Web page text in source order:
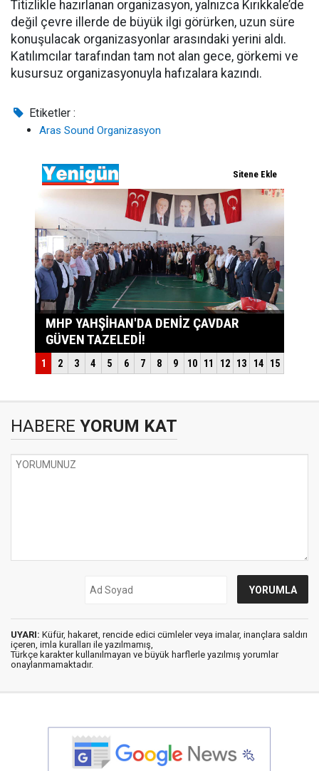
Titizlikle hazırlanan organizasyon, yalnızca Kırıkkale’de
değil çevre illerde de büyük ilgi görürken, uzun süre
konuşulacak organizasyonlar arasındaki yerini aldı.
Katılımcılar tarafından tam not alan gece, görkemi ve
kusursuz organizasyonuyla hafızalara kazındı.
Etiketler :
Aras Sound Organizasyon
HABERE YORUM KAT
UYARI: Küfür, hakaret, rencide edici cümleler veya imalar, inançlara saldırı
içeren, imla kuralları ile yazılmamış,
Türkçe karakter kullanılmayan ve büyük harflerle yazılmış yorumlar
onaylanmamaktadır.